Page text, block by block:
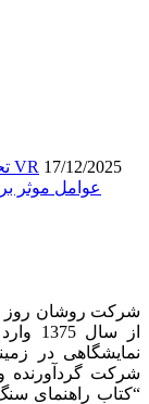
تحول در برند سازی صنعت سنگ با فناوری VR 17/12/2025
عوامل موثر
شرکت روشان روز
از
نمایشگاهی در
شرکت گردآورنده
“کتاب راهنمای